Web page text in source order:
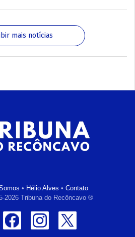
mais notícias
• Hélio Alves • Contato
2026 Tribuna do Recôncavo ®